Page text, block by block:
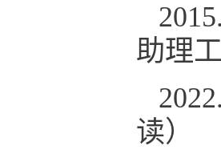
助理
读）